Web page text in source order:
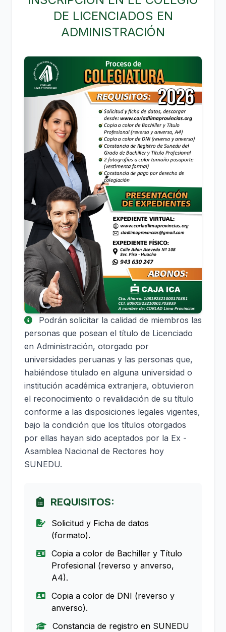
DE LICENCIADOS EN
ADMINISTRACIÓN
Podrán solicitar la calidad de miembros las
personas que posean el título de Licenciado
en Administración, otorgado por
universidades peruanas y las personas que,
habiéndose titulado en alguna universidad o
institución académica extranjera, obtuvieron
el reconocimiento o revalidación de su título
conforme a las disposiciones legales vigentes,
bajo la condición que los títulos otorgados
por ellas hayan sido aceptados por la Ex -
Asamblea Nacional de Rectores hoy
SUNEDU.
REQUISITOS:
Solicitud y Ficha de datos
(formato).
Copia a color de Bachiller y Título
Profesional (reverso y anverso,
A4).
Copia a color de DNI (reverso y
anverso).
Constancia de registro en SUNEDU